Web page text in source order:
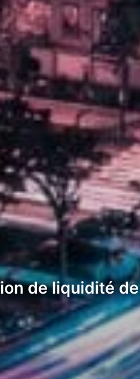
de liquidité